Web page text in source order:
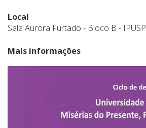
Local
Sala Aurora Furtado - Bloco B - IPUSP
Mais informações